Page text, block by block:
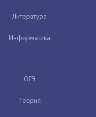
Литература
Информатика
ОГЭ
Теория